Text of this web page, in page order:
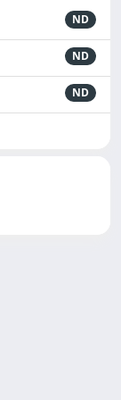
ND
ND
ND